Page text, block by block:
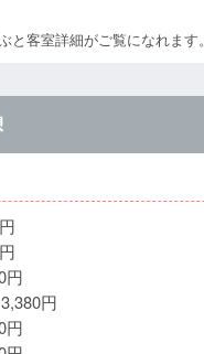
と客室詳細がご覧になれます。
円
円
円